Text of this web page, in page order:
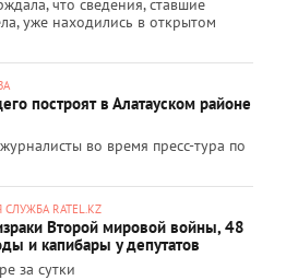
что сведения, ставшие
уже находились в открытом
построят в Алатауском районе
во время пресс-тура по
RATEL.KZ
Второй мировой войны, 48
и капибары у депутатов
за сутки